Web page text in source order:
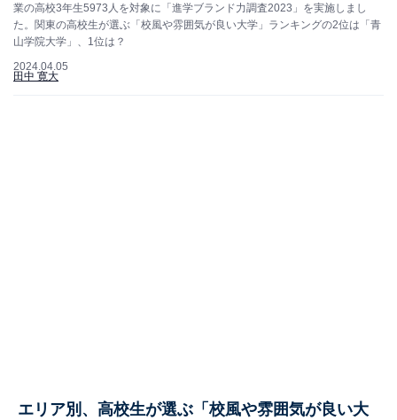
業の高校3年生5973人を対象に「進学ブランド力調査2023」を実施しまし
た。関東の高校生が選ぶ「校風や雰囲気が良い大学」ランキングの2位は「青
山学院大学」、1位は？
2024.04.05
田中 寛大
エリア別、高校生が選ぶ「校風や雰囲気が良い大